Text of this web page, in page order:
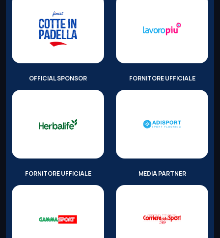
OFFICIAL SPONSOR FORNITORE UFFICIALE
FORNITORE UFFICIALE MEDIA PARTNER